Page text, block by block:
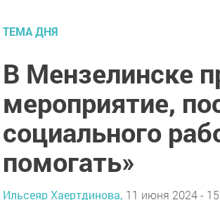
ТЕМА ДНЯ
В Мензелинске
мероприятие,
социального
помогать»
Ильсеяр Хаертдинова, 11 июня 2024 -